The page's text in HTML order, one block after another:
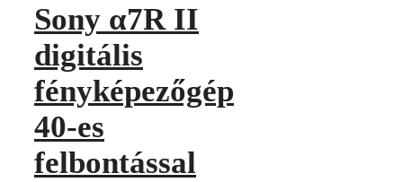
Sony α7R II
digitális
fényképezőgép
40-es
felbontással